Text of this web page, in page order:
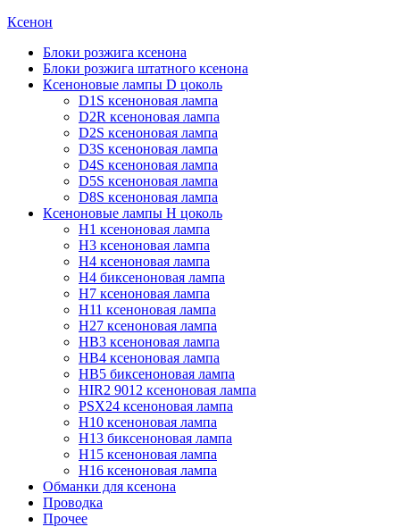
Ксенон
Блоки розжига ксенона
Блоки розжига штатного ксенона
Ксеноновые лампы D цоколь
D1S ксеноновая лампа
D2R ксеноновая лампа
D2S ксеноновая лампа
D3S ксеноновая лампа
D4S ксеноновая лампа
D5S ксеноновая лампа
D8S ксеноновая лампа
Ксеноновые лампы Н цоколь
H1 ксеноновая лампа
H3 ксеноновая лампа
H4 ксеноновая лампа
H4 биксеноновая лампа
H7 ксеноновая лампа
H11 ксеноновая лампа
H27 ксеноновая лампа
HB3 ксеноновая лампа
HB4 ксеноновая лампа
HB5 биксеноновая лампа
HIR2 9012 ксеноновая лампа
PSX24 ксеноновая лампа
H10 ксеноновая лампа
H13 биксеноновая лампа
H15 ксеноновая лампа
H16 ксеноновая лампа
Обманки для ксенона
Проводка
Прочее